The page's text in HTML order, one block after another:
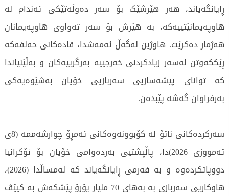
ڕایانگەیاند، هەر هێرشێک بۆ سەر دەوڵەتێکی ئەندام لە
هاوپەیمانێتییەکە، بە هێرش بۆ سەر تەواوی هاوپەیمانان
هەژمار دەکرێت. هاوژین لەگەڵ ئەمەشدا، قادەکانی حەلفەکە
ڕێککەوتن لەسەر زیادکردنی خەرجییە بەرگرییەکان و بەڵێنیاندا
کە توانای پیشەسازیی سەربازیی خۆیان بەشێوەیەکی
بەرفراوان گەشە پێبدەن.
سەرکردەکانی ناتۆ لە کۆبوونەوەکانی ئەمڕۆ چوارشەممە (8ی
تەمووزی 2026)دا، پاڵپشتیی بەردەوامی خۆیان بۆ ئۆکرانیا
دووپاتکردەوە و بە فەرمی ڕایانگەیاند کە لەمساڵدا (2026)،
هاوکاریی سەربازی بە بەهای 70 ملیار یۆرۆ پێشکەش بە کیێڤ